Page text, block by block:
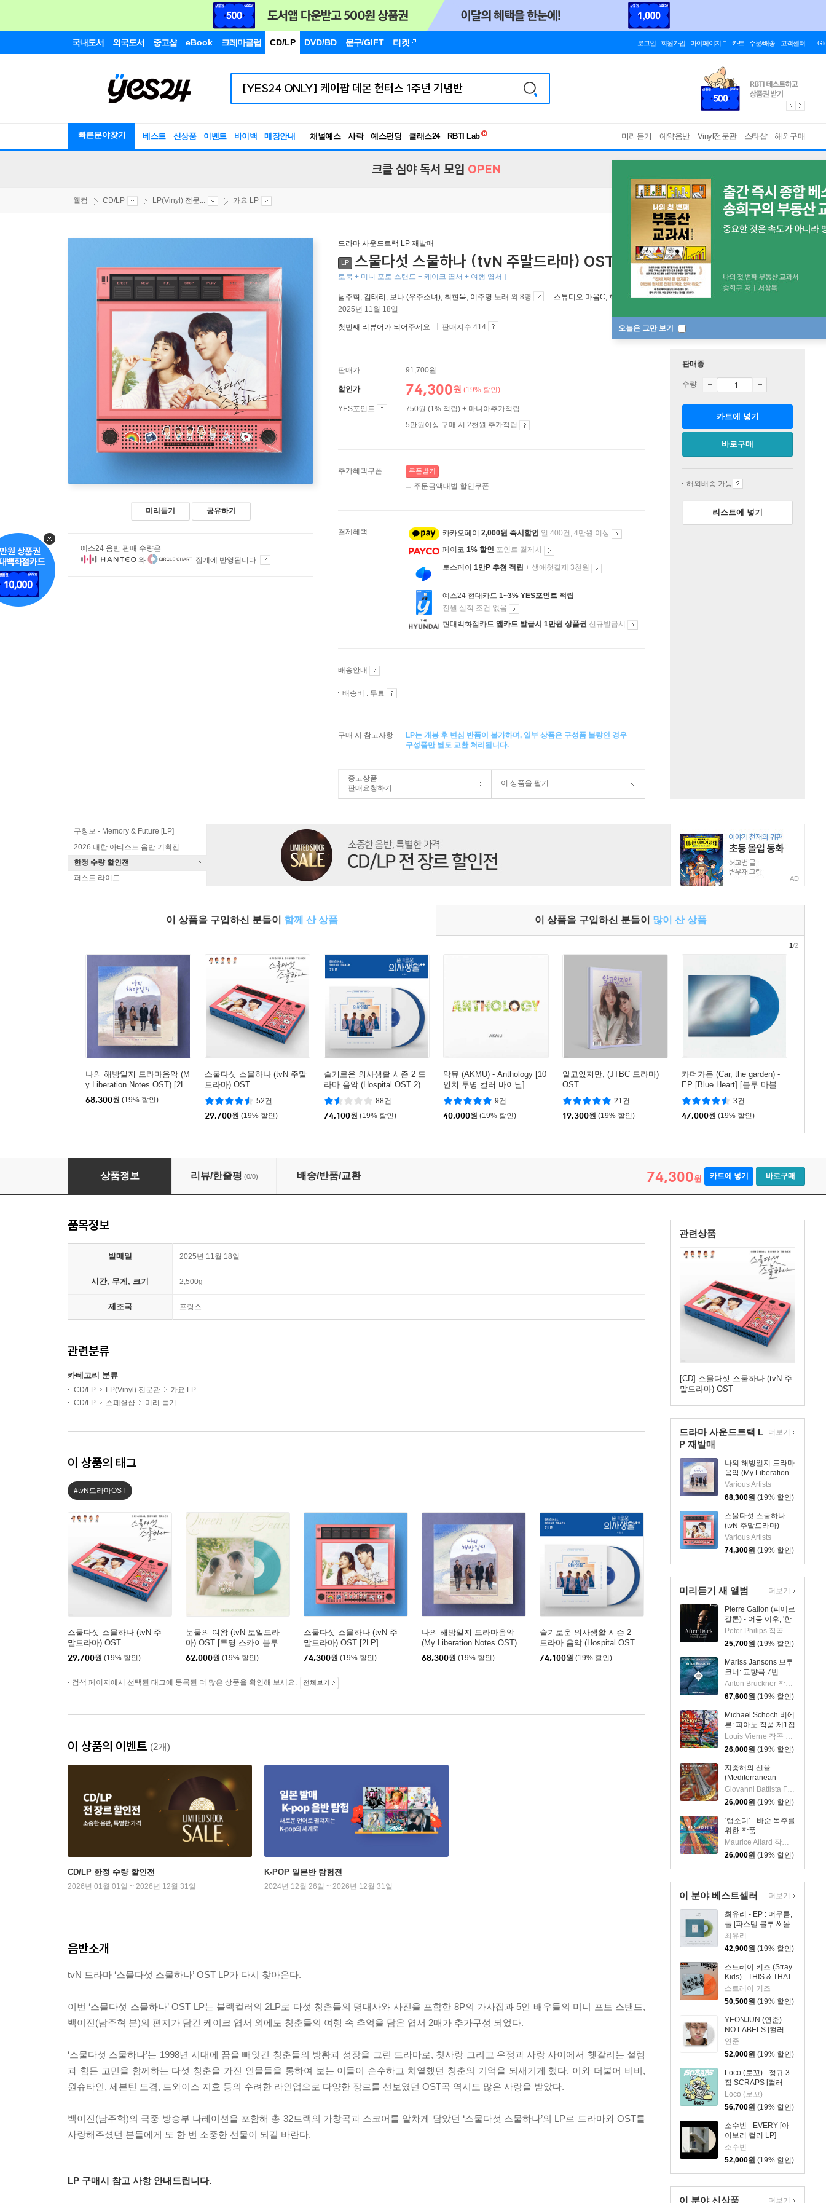
국내도서 외국도서 중고샵 eBook 크레마클럽 CD/LP DVD/BD 문구/GIFT 티켓 로그인 회원가입 마이페이지 카트 주문/배송 고객센터
빠른분야찾기 베스트 신상품 이벤트 바이백 매장안내 채널예스 사락 예스펀딩 클래스24
독서유형검사
미리듣기 예약음반 Vinyl전문관 스타샵 해외구매
오늘은 그만 보기
크클 심야 독서 모임 OPEN
웰컴 CD/LP LP(Vinyl) 전문... 가요 LP
미리듣기 공유하기
예스24 음반 판매 수량은
와
집계에 반영됩니다.
드라마 사운드트랙 LP 재발매
LP 스물다섯 스물하나 (tvN 주말드라마) OST [2LP] 재발매[ 블랙 디스크 / 게이트폴드 / 8p 포
토북 + 미니 포토 스탠드 + 케이크 엽서 + 여행 엽서 ]
남주혁 , 김태리 , 보나 (우주소녀), 최현욱, 이주명 노래 외 8명 스튜디오 마음C, 화앤담픽쳐스/스튜디오 마음C, 화앤담픽쳐스
2025년 11월 18일
첫번째 리뷰어가 되어주세요. 판매지수 414
판매가 91,700원
할인가 74,300원 (19% 할인)
YES포인트
750원 (1% 적립) + 마니아추가적립
5만원이상 구매 시 2천원 추가적립
추가혜택쿠폰 쿠폰받기
주문금액대별 할인쿠폰
결제혜택 카카오페이 2,000원 즉시할인 일 400건, 4만원 이상
페이코 1% 할인 포인트 결제시
토스페이 1만P 추첨 적립 + 생애첫결제 3천원
예스24 현대카드 1~3% YES포인트 적립
전월 실적 조건 없음
현대백화점카드 앱카드 발급시 1만원 상품권 신규발급시
배송안내
배송비 : 무료
구매 시 참고사항
LP는 개봉 후 변심 반품이 불가하며, 일부 상품은 구성품 불량인 경우
구성품만 별도 교환 처리됩니다.
중고상품
판매요청하기
이 상품을 팔기
판매중
수량
카트에 넣기
바로구매
해외배송 가능
리스트에 넣기
구창모 - Memory & Future [LP]
2026 내한 아티스트 음반 기획전
한정 수량 할인전
퍼스트 라이드
AD
이 상품을 구입하신 분들이 함께 산 상품 이 상품을 구입하신 분들이 많이 산 상품
나의 해방일지 드라마음악 (M
y Liberation Notes OST) [2L
P]
68,300원 (19% 할인)
스물다섯 스물하나 (tvN 주말
드라마) OST
52건
29,700원 (19% 할인)
슬기로운 의사생활 시즌 2 드
라마 음악 (Hospital OST 2)
[솔리드 화이트 & 블루 컬러 2
LP]
88건
74,100원 (19% 할인)
악뮤 (AKMU) - Anthology [10
인치 투명 컬러 바이닐]
9건
40,000원 (19% 할인)
알고있지만, (JTBC 드라마)
OST
21건
19,300원 (19% 할인)
카더가든 (Car, the garden) -
EP [Blue Heart] [블루 마블
컬러 LP]
3건
47,000원 (19% 할인)
1/2
스물다섯 스물하나 (tvN 주말드라마) OST [2LP]
상품정보 리뷰/한줄평 (0/0) 배송/반품/교환 74,300원 카트에 넣기 바로구매
관련상품
[CD] 스물다섯 스물하나 (tvN 주
말드라마) OST
드라마 사운드트랙 L
P 재발매
나의 해방일지 드라마
음악 (My Liberation
Notes OST) [2LP]
Various Artists
68,300원 (19% 할인)
스물다섯 스물하나
(tvN 주말드라마)
OST [2LP]
Various Artists
74,300원 (19% 할인)
더보기
미리듣기 새 앨범
Pierre Gallon (피에르
갈론) - 어둠 이후, '한
밤의 판타지아' (After
Dark, 'A Midnight
Fantasia')
Peter Philips 작곡 외 6명
25,700원 (19% 할인)
Mariss Jansons 브루
크너: 교향곡 7번
(Bruckner:
Symphony No.7)
[2LP]
Anton Bruckner 작곡 외 2명
67,600원 (19% 할인)
Michael Schoch 비에
른: 피아노 작품 제1집
(Vierne: Piano Works
Vol. 1) [SACD
Hybrid]
Louis Vierne 작곡 외 1명
26,000원 (19% 할인)
지중해의 선율
(Mediterranean
Melodies) [SACD
Hybrid]
Giovanni Battista Fontana 작곡 외 5명
26,000원 (19% 할인)
‘랩소디’ - 바순 독주를
위한 작품
(Rhapsodies: Works
for Bassoon solo)
[SACD Hybrid]
Maurice Allard 작곡 외 4명
26,000원 (19% 할인)
더보기
이 분야 베스트셀러
최유리 - EP : 머무름,
둘 [파스텔 블루 & 올
리브 그린 컬러 10인
치 Vinyl]
최유리
42,900원 (19% 할인)
스트레이 키즈 (Stray
Kids) - THIS & THAT
[LP VER.]
스트레이 키즈
50,500원 (19% 할인)
YEONJUN (연준) -
NO LABELS [컬러
LP]
연준
52,000원 (19% 할인)
Loco (로꼬) - 정규 3
집 SCRAPS [컬러
LP]
Loco (로꼬)
56,700원 (19% 할인)
소수빈 - EVERY [아
이보리 컬러 LP]
소수빈
52,000원 (19% 할인)
더보기
이 분야 신상품 더보기
품목정보
발매일 2025년 11월 18일
시간, 무게, 크기 2,500g
제조국 프랑스
관련분류
카테고리 분류
CD/LP LP(Vinyl) 전문관
가요 LP
CD/LP
스페셜샵 미리 듣기
이 상품의 태그
#tvN드라마OST
스물다섯 스물하나 (tvN 주
말드라마) OST
29,700원 (19% 할인)
눈물의 여왕 (tvN 토일드라
마) OST [투명 스카이블루
컬러 LP]
62,000원 (19% 할인)
스물다섯 스물하나 (tvN 주
말드라마) OST [2LP]
74,300원 (19% 할인)
나의 해방일지 드라마음악
(My Liberation Notes OST)
[2LP]
68,300원 (19% 할인)
슬기로운 의사생활 시즌 2
드라마 음악 (Hospital OST
2) [솔리드 화이트 & 블루
컬러 2LP]
74,100원 (19% 할인)
검색 페이지에서 선택된 태그에 등록된 더 많은 상품을 확인해 보세요. 전체보기
이 상품의 이벤트 (2개)
CD/LP 한정 수량 할인전
2026년 01월 01일 ~ 2026년 12월 31일
K-POP 일본반 탐험전
2024년 12월 26일 ~ 2026년 12월 31일
음반소개
tvN 드라마 ‘스물다섯 스물하나’ OST LP가 다시 찾아온다.
이번 ‘스물다섯 스물하나’ OST LP는 블랙컬러의 2LP로 다섯 청춘들의 명대사와 사진을 포함한 8P의 가사집과 5인 배우들의 미니 포토 스탠드,
백이진(남주혁 분)의 편지가 담긴 케이크 엽서 외에도 청춘들의 여행 속 추억을 담은 엽서 2매가 추가구성 되었다.
‘스물다섯 스물하나’는 1998년 시대에 꿈을 빼앗긴 청춘들의 방황과 성장을 그린 드라마로, 첫사랑 그리고 우정과 사랑 사이에서 헷갈리는 설렘
과 힘든 고민을 함께하는 다섯 청춘을 가진 인물들을 통하여 보는 이들이 순수하고 치열했던 청춘의 기억을 되새기게 했다. 이와 더불어 비비,
원슈타인, 세븐틴 도겸, 트와이스 지효 등의 수려한 라인업으로 다양한 장르를 선보였던 OST곡 역시도 많은 사랑을 받았다.
백이진(남주혁)의 극중 방송부 나레이션을 포함해 총 32트랙의 가창곡과 스코어를 알차게 담았던 ‘스물다섯 스물하나’의 LP로 드라마와 OST를
사랑해주셨던 분들에게 또 한 번 소중한 선물이 되길 바란다.
LP 구매시 참고 사항 안내드립니다.